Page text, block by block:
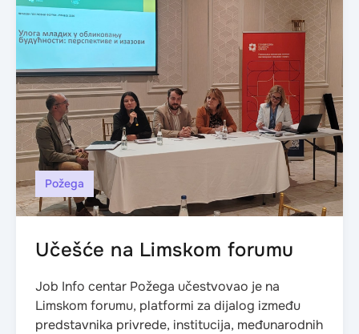
Požega
Učešće na Limskom forumu
Job Info centar Požega učestvovao je na
Limskom forumu, platformi za dijalog između
predstavnika privrede, institucija, međunarodnih